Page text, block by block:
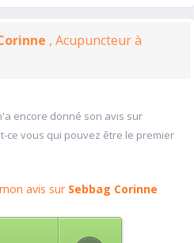
, Acupuncteur à
encore donné son avis sur
ce vous qui pouvez être le premier
avis sur Sebbag Corinne